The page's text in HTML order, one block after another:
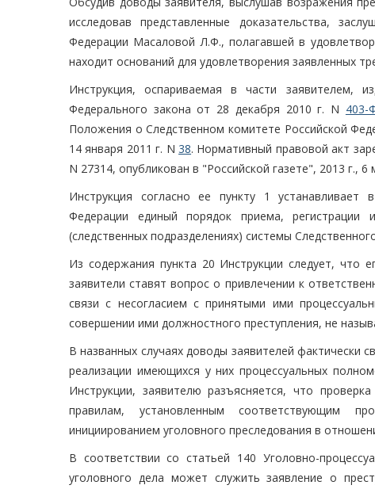
исследовав представленные доказательства,
Федерации Масаловой Л.Ф., полагавшей в
находит оснований для удовлетворения заявленных
Инструкция, оспариваемая в части заявителем,
Федерального закона от 28 декабря 2010 г. N 403-
Положения о Следственном комитете Российской
14 января 2011 г. N38. Нормативный правовой акт
N 27314, опубликован в "Российской газете", 2013 г., 6
Инструкция согласно ее пункту 1 устанавливает
Федерации единый порядок приема,
(следственных подразделениях) системы
Из содержания пункта 20 Инструкции следует, что
заявители ставят вопрос о привлечении к
связи с несогласием с принятыми ими
совершении ими должностного преступления, не
В названных случаях доводы заявителей фактически
реализации имеющихся у них процессуальных
Инструкции, заявителю разъясняется, что
правилам, установленным соответствующим
инициированием уголовного преследования в
В соответствии со статьей 140 Уголовно-
уголовного дела может служить заявление о